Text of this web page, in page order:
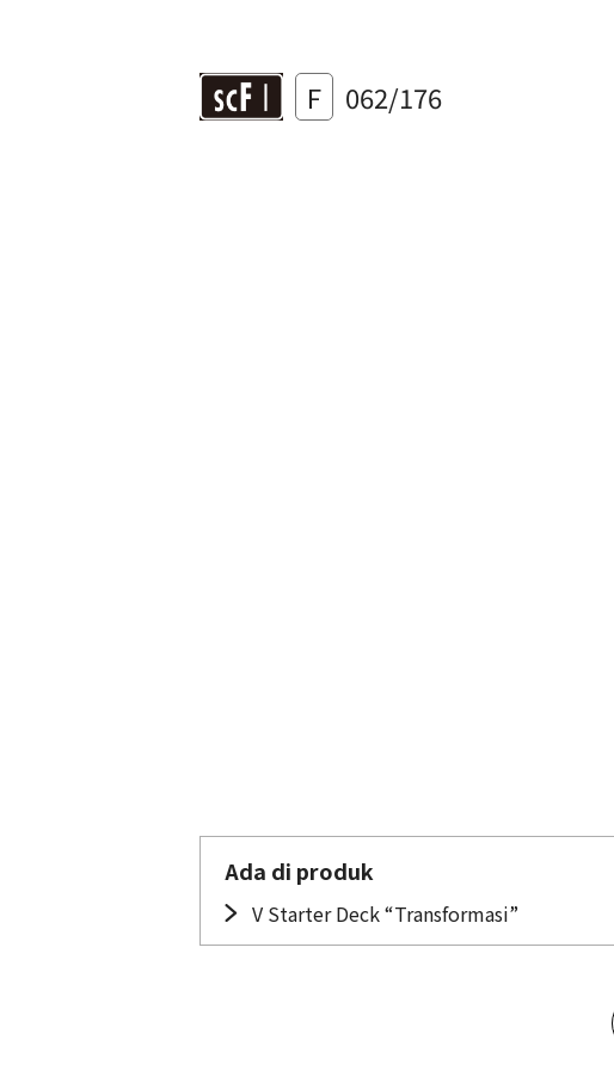
F 062/176
Ada di produk
V Starter Deck “Transformasi”